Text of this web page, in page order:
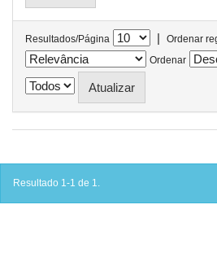
Resultados/Página |
Ordenar
Ordenar
Resultado 1-1 de 1.